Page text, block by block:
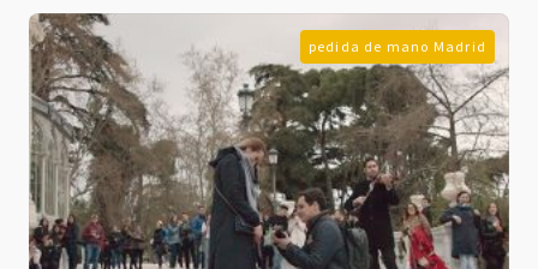
pedida de mano Madrid